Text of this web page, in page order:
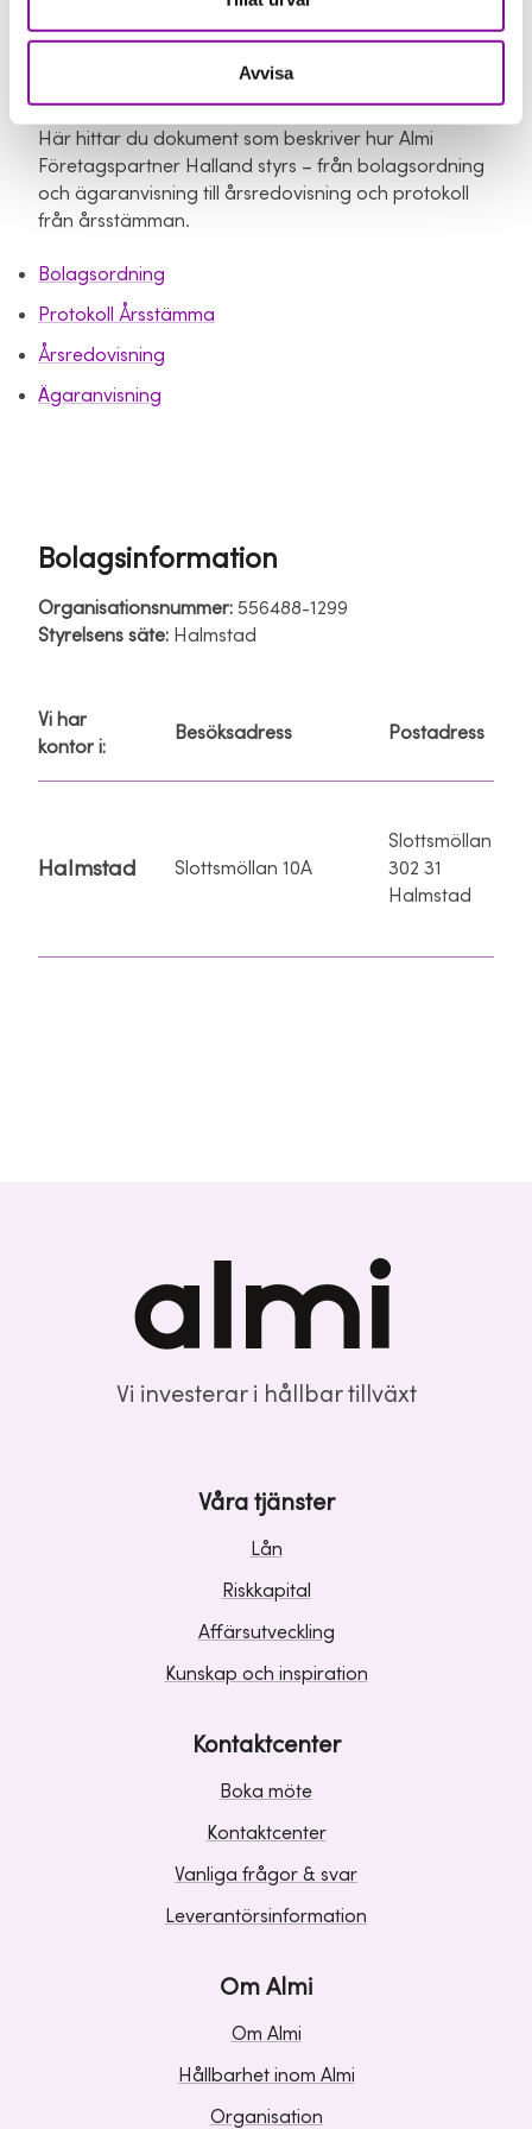
Avvisa
Här hittar du dokument som beskriver hur Almi
Företagspartner Halland styrs – från bolagsordning
och ägaranvisning till årsredovisning och protokoll
från årsstämman.
Bolagsordning
Protokoll Årsstämma
Årsredovisning
Ägaranvisning
Bolagsinformation
Organisationsnummer: 556488-1299
Styrelsens säte: Halmstad
Vi har
kontor i:
Besöksadress Postadress
Halmstad Slottsmöllan 10A
Slottsmöllan
302 31
Halmstad
Vi investerar i hållbar tillväxt
Våra tjänster
Lån
Riskkapital
Affärsutveckling
Kunskap och inspiration
Kontaktcenter
Boka möte
Kontaktcenter
Vanliga frågor & svar
Leverantörsinformation
Om Almi
Om Almi
Hållbarhet inom Almi
Organisation